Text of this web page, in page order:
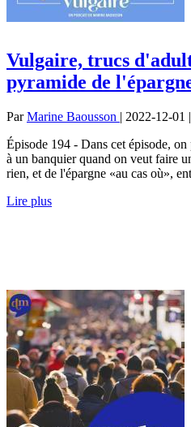
Vulgaire, trucs
pyramide de
ParMarine Baousson | 2022-12-01
Épisode 194 - Dans cet épisode,
à un banquier quand on veut faire
rien, et de l'épargne «au cas où»,
Lire plus